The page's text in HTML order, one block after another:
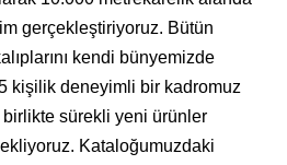
gerçekleştiriyoruz. Bütün
kendi bünyemizde
kişilik deneyimli bir kadromuz
sürekli yeni ürünler
Kataloğumuzdaki